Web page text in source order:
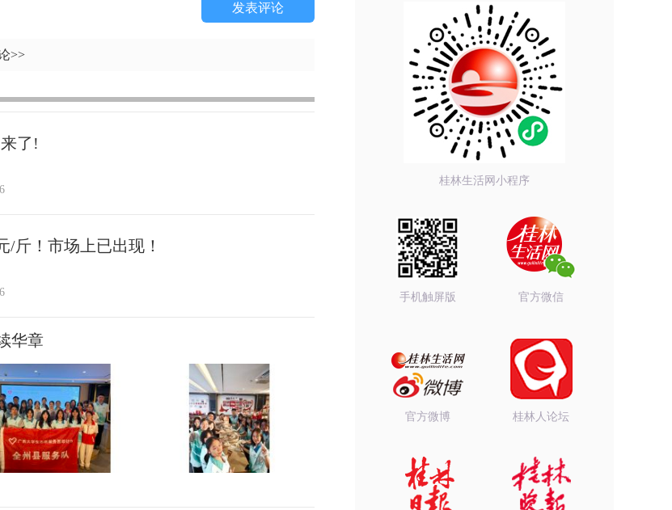
发表评论
>>
了!
/斤！市场上已出现！
华章
桂林生活网小程序
手机触屏版 官方微信
官方微博 桂林人论坛